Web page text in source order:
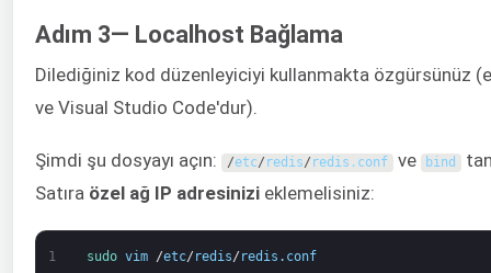
Adım 3— Localhost Bağlama
Dilediğiniz kod düzenleyiciyi kullanmakta özgürsünüz
ve Visual Studio Code'dur).
Şimdi şu dosyayı açın: /etc/ redis/ redis . conf ve bind
Satıra özel ağ IP adresinizi eklemelisiniz:
1 sudo vim /etc/ redis/ redis . conf